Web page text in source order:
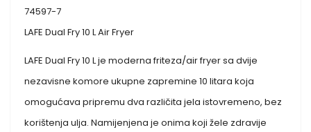
74597-7
LAFE Dual Fry 10 L Air Fryer
LAFE Dual Fry 10 L je moderna friteza/air fryer sa dvije
nezavisne komore ukupne zapremine 10 litara koja
omogućava pripremu dva različita jela istovremeno, bez
korištenja ulja. Namijenjena je onima koji žele zdravije